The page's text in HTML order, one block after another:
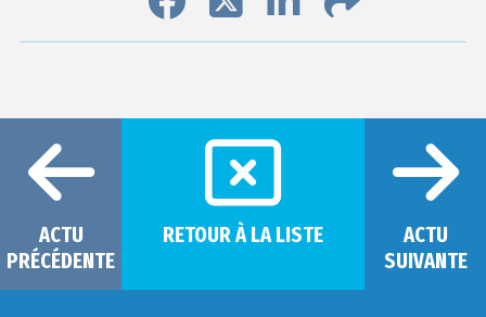
ACTU
PRÉCÉDENTE
RETOUR À LA LISTE
ACTU
SUIVANTE